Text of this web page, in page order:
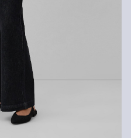
produkt zawiera poliester z
tworzyw sztucznych, takich
z używanej odzieży.